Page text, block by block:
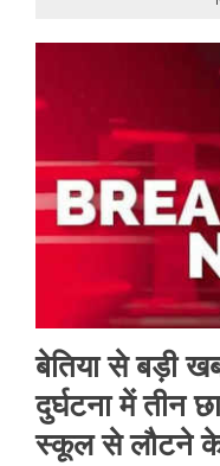
बेतिया से बड़ी
दुर्घटना में तीन
स्कूल से लौटने के